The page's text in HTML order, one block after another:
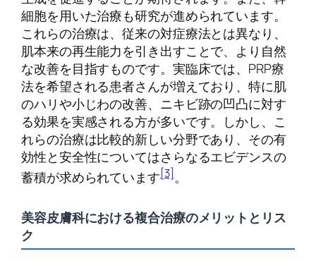
細胞を用いた治療も研究が進められています。
これらの治療は、従来の対症療法とは異なり、
肌本来の再生能力を引き出すことで、より自然
な改善を目指すものです。実臨床では、PRP療
法を希望される患者さんが増えており、特に肌
のハリや小じわの改善、ニキビ跡の凹凸に対す
る効果を実感される方が多いです。しかし、こ
れらの治療は比較的新しい分野であり、その有
効性と安全性についてはさらなるエビデンスの
蓄積が求められています[3]。
美容皮膚科における複合治療のメリットとリス
ク